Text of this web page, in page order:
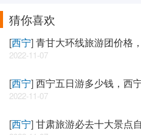
猜你喜欢
[西宁]青甘大环线旅游团价格
2022-11-07
[西宁]西宁五日游多少钱，西
2022-11-07
[西宁]甘肃旅游必去十大景点